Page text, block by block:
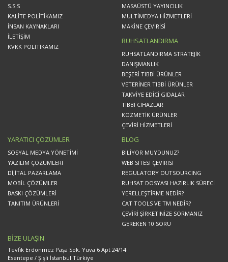
S.S.S
KALİTE POLİTİKAMIZ
İNSAN KAYNAKLARI
İLETİŞİM
KVKK POLİTİKAMIZ
MASAÜSTÜ YAYINCILIK
MULTİMEDYA HİZMETLERİ
MAKİNE ÇEVİRİSİ
RUHSATLANDIRMA
RUHSATLANDIRMA STRATEJİK
DANIŞMANLIK
BEŞERİ TIBBİ ÜRÜNLER
VETERİNER TIBBİ ÜRÜNLER
TAKVİYE EDİCİ GIDALAR
TIBBİ CİHAZLAR
KOZMETİK ÜRÜNLER
ÇEVİRİ HİZMETLERİ
YARATICI ÇÖZÜMLER
SOSYAL MEDYA YÖNETİMİ
YAZILIM ÇÖZÜMLERİ
DİJİTAL PAZARLAMA
MOBİL ÇÖZÜMLER
BASKI ÇÖZÜMLERİ
TANITIM ÜRÜNLERİ
BLOG
BİLİYOR MUYDUNUZ?
WEB SİTESİ ÇEVİRİSİ
REGULATORY OUTSOURCING
RUHSAT DOSYASI HAZIRLIK SÜRECİ
YERELLEŞTİRME NEDİR?
CAT TOOLS VE TM NEDİR?
ÇEVİRİ ŞİRKETİNİZE SORMANIZ
GEREKEN 10 SORU
BİZE ULAŞIN
Tevfik Erdönmez Paşa Sok. Yuva 6 Apt 24/14
Esentepe / Şişli İstanbul Türkiye